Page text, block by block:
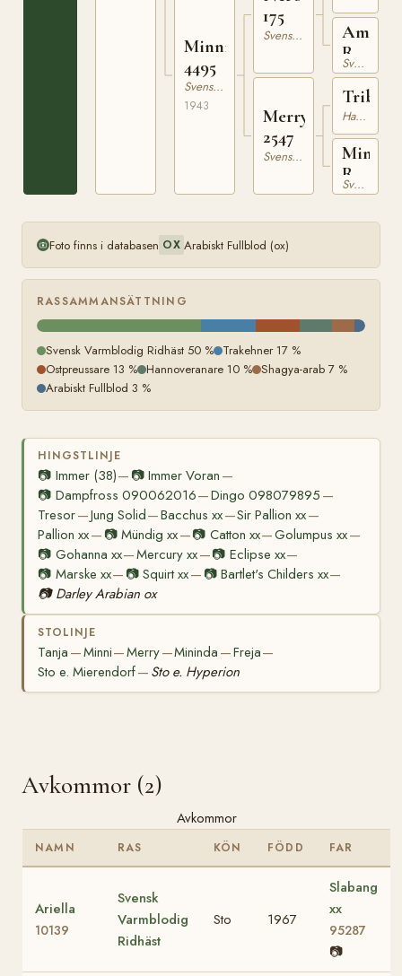
Minni
4495
Svensk Varmblodig Ridhäst
1943
175
Svensk Varmblodig Ridhäst
Merry
2547
Svensk Varmblodig Ridhäst
Amory
RÄSK
1431
Svensk Varmblodig Ridhäst
Tribun
Hannoveranare
RÄSK
1890
Svensk Varmblodig Ridhäst
Foto finns i databasen OX Arabiskt Fullblod (ox)
RASSAMMANSÄTTNING
Svensk Varmblodig Ridhäst 50 % Trakehner 17 %
Ostpreussare 13 % Hannoveranare 10 % Shagya-arab 7 %
Arabiskt Fullblod 3 %
HINGSTLINJE
📷 Immer (38)— 📷Immer Voran —
📷 Dampfross 090062016—Dingo 098079895 —
Tresor—Jung Solid—Bacchus xx—Sir Pallion xx—
Pallion xx— 📷Mündig xx—📷 Catton xx—Golumpus xx—
📷 Gohanna xx—Mercury xx—📷 Eclipse xx—
📷 Marske xx— 📷Squirt xx— 📷 Bartlet's Childers xx—
📷 Darley Arabian ox
STOLINJE
Tanja —Minni—Merry—Mininda —Freja—
Sto e. Mierendorf— Sto e. Hyperion
Avkommor (2)
Avkommor
NAMN RAS KÖN FÖDD FAR
Ariella
10139
Svensk
Varmblodig
Ridhäst
Sto 1967
Slabang
xx
95287
📷